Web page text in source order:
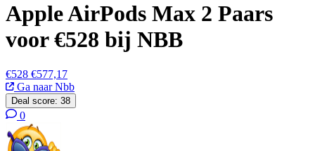
Apple AirPods Max 2 Paars
voor €528 bij NBB
€528 €577,17
Ga naar Nbb
Deal score: 38
0